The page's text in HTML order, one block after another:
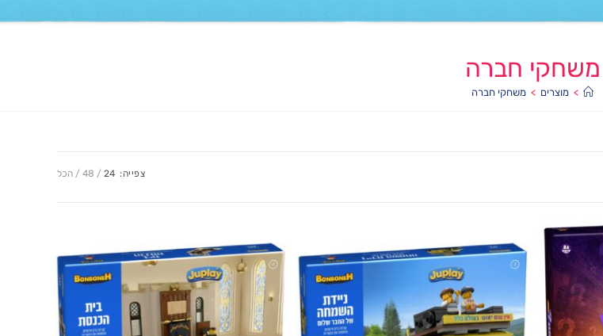
משחקי חברה
> מוצרים > משחקי חברה
צפייה: 24
48 הכל